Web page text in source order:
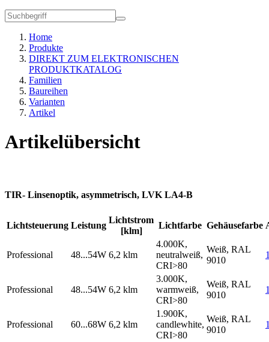
Home
Produkte
DIREKT ZUM ELEKTRONISCHEN
PRODUKTKATALOG
Familien
Baureihen
Varianten
Artikel
Artikelübersicht
TIR- Linsenoptik, asymmetrisch, LVK LA4-B
Lichtsteuerung Leistung
Lichtstrom
[klm]
Lichtfarbe Gehäusefarbe
Professional 48...54W 6,2 klm
4.000K,
neutralweiß,
CRI>80
Weiß, RAL
9010
Professional 48...54W 6,2 klm
3.000K,
warmweiß,
CRI>80
Weiß, RAL
9010
Professional 60...68W 6,2 klm
1.900K,
candlewhite,
CRI>80
Weiß, RAL
9010